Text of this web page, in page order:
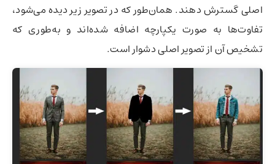
اصلی گسترش دهند. همان‌طور که در تصویر زیر دیده می‌شود،
تفاوت‌ها به صورت یکپارچه اضافه شده‌اند و به‌طوری که
تشخیص آن از تصویر اصلی دشوار است.